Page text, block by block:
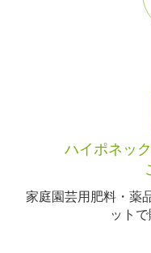
ハイポネッ
家庭園芸用肥料・薬
ットで